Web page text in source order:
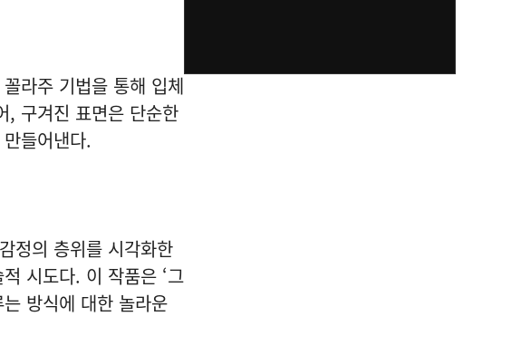
라주 기법을 통해 입체
, 구겨진 표면은 단순한
들어낸다.
정의 층위를 시각화한
시도다. 이 작품은 ‘그
방식에 대한 놀라운